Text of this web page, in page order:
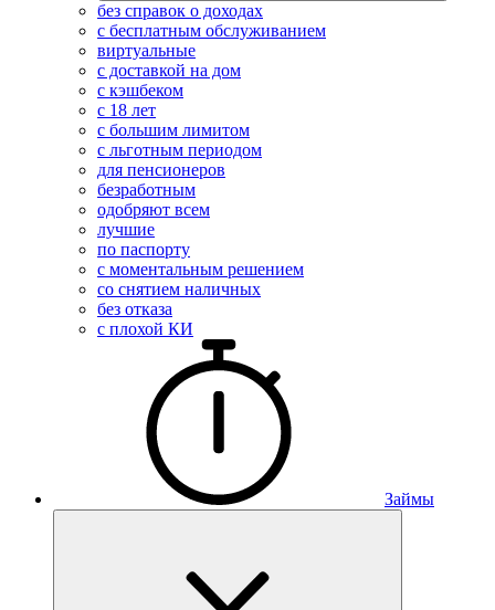
без справок о доходах
с бесплатным обслуживанием
виртуальные
с доставкой на дом
с кэшбеком
с 18 лет
с большим лимитом
с льготным периодом
для пенсионеров
безработным
одобряют всем
лучшие
по паспорту
с моментальным решением
со снятием наличных
без отказа
с плохой КИ
Займы